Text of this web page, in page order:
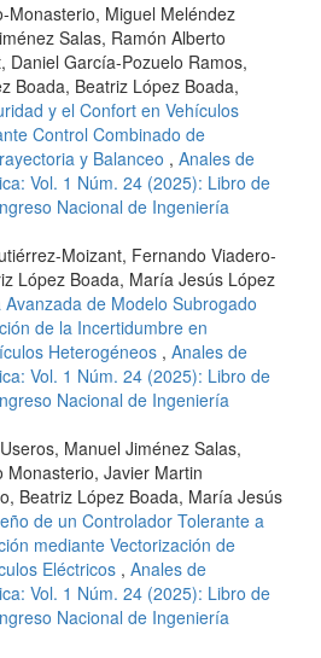
Monasterio, Miguel Meléndez
Salas, Ramón Alberto
Daniel García-Pozuelo Ramos,
Boada, Beatriz López Boada,
y el Confort en Vehículos
Control Combinado de
y Balanceo , Anales de
Vol. 1 Núm. 24 (2025): Libro de
Nacional de Ingeniería
Moizant, Fernando Viadero-
López Boada, María Jesús López
Avanzada de Modelo Subrogado
de la Incertidumbre en
Heterogéneos , Anales de
Vol. 1 Núm. 24 (2025): Libro de
Nacional de Ingeniería
Manuel Jiménez Salas,
Monasterio, Javier Martin
Beatriz López Boada, María Jesús
de un Controlador Tolerante a
mediante Vectorización de
Eléctricos , Anales de
Vol. 1 Núm. 24 (2025): Libro de
Nacional de Ingeniería